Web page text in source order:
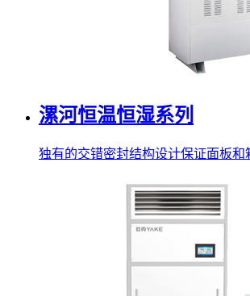
漯河恒温恒湿系列
独有的交错密封结构设计保证面板和